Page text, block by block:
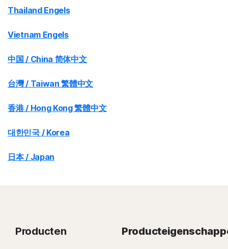
Thailand Engels
Vietnam Engels
中国 / China 简体中文
台灣 / Taiwan 繁體中文
香港 / Hong Kong 繁體中文
대한민국 / Korea
日本 / Japan
Producten